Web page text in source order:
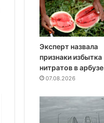
Эксперт назвала
признаки избытка
нитратов в арбузе
07.08.2026